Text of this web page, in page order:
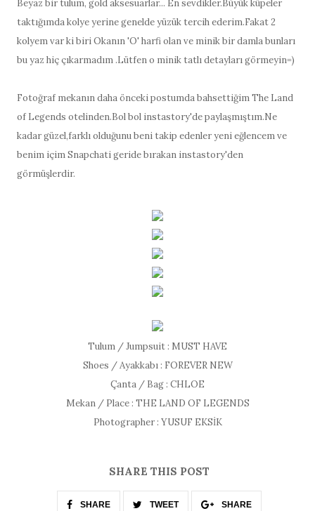
Beyaz bir tulum, gold aksesuarlar... En sevdikler.Büyük küpeler
taktığımda kolye yerine genelde yüzük tercih ederim.Fakat 2
kolyem var ki biri Okanın 'O' harfi olan ve minik bir damla bunları
bu yaz hiç çıkarmadım .Lütfen o minik tatlı detayları görmeyin=)
Fotoğraf mekanın daha önceki postumda bahsettiğim The Land
of Legends otelinden.Bol bol instastory'de paylaşmıştım.Ne
kadar güzel,farklı olduğunu beni takip edenler yeni eğlencem ve
benim içim Snapchati geride bırakan instastory'den
görmüşlerdir.
Tulum / Jumpsuit : MUST HAVE
Shoes / Ayakkabı : FOREVER NEW
Çanta / Bag : CHLOE
Mekan / Place : THE LAND OF LEGENDS
Photographer : YUSUF EKSİK
SHARE THIS POST
SHARE TWEET SHARE